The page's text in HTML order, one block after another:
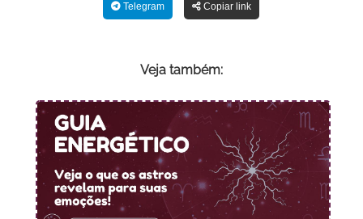
Telegram Copiar link
Veja também: